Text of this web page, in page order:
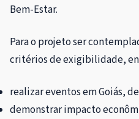
Bem-Estar.
Para o projeto ser
critérios de exigibilidade,
realizar eventos em Goiás,
demonstrar impacto